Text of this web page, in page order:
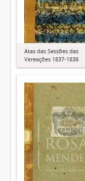
Atas das Sessões das
Vereações 1837-1838